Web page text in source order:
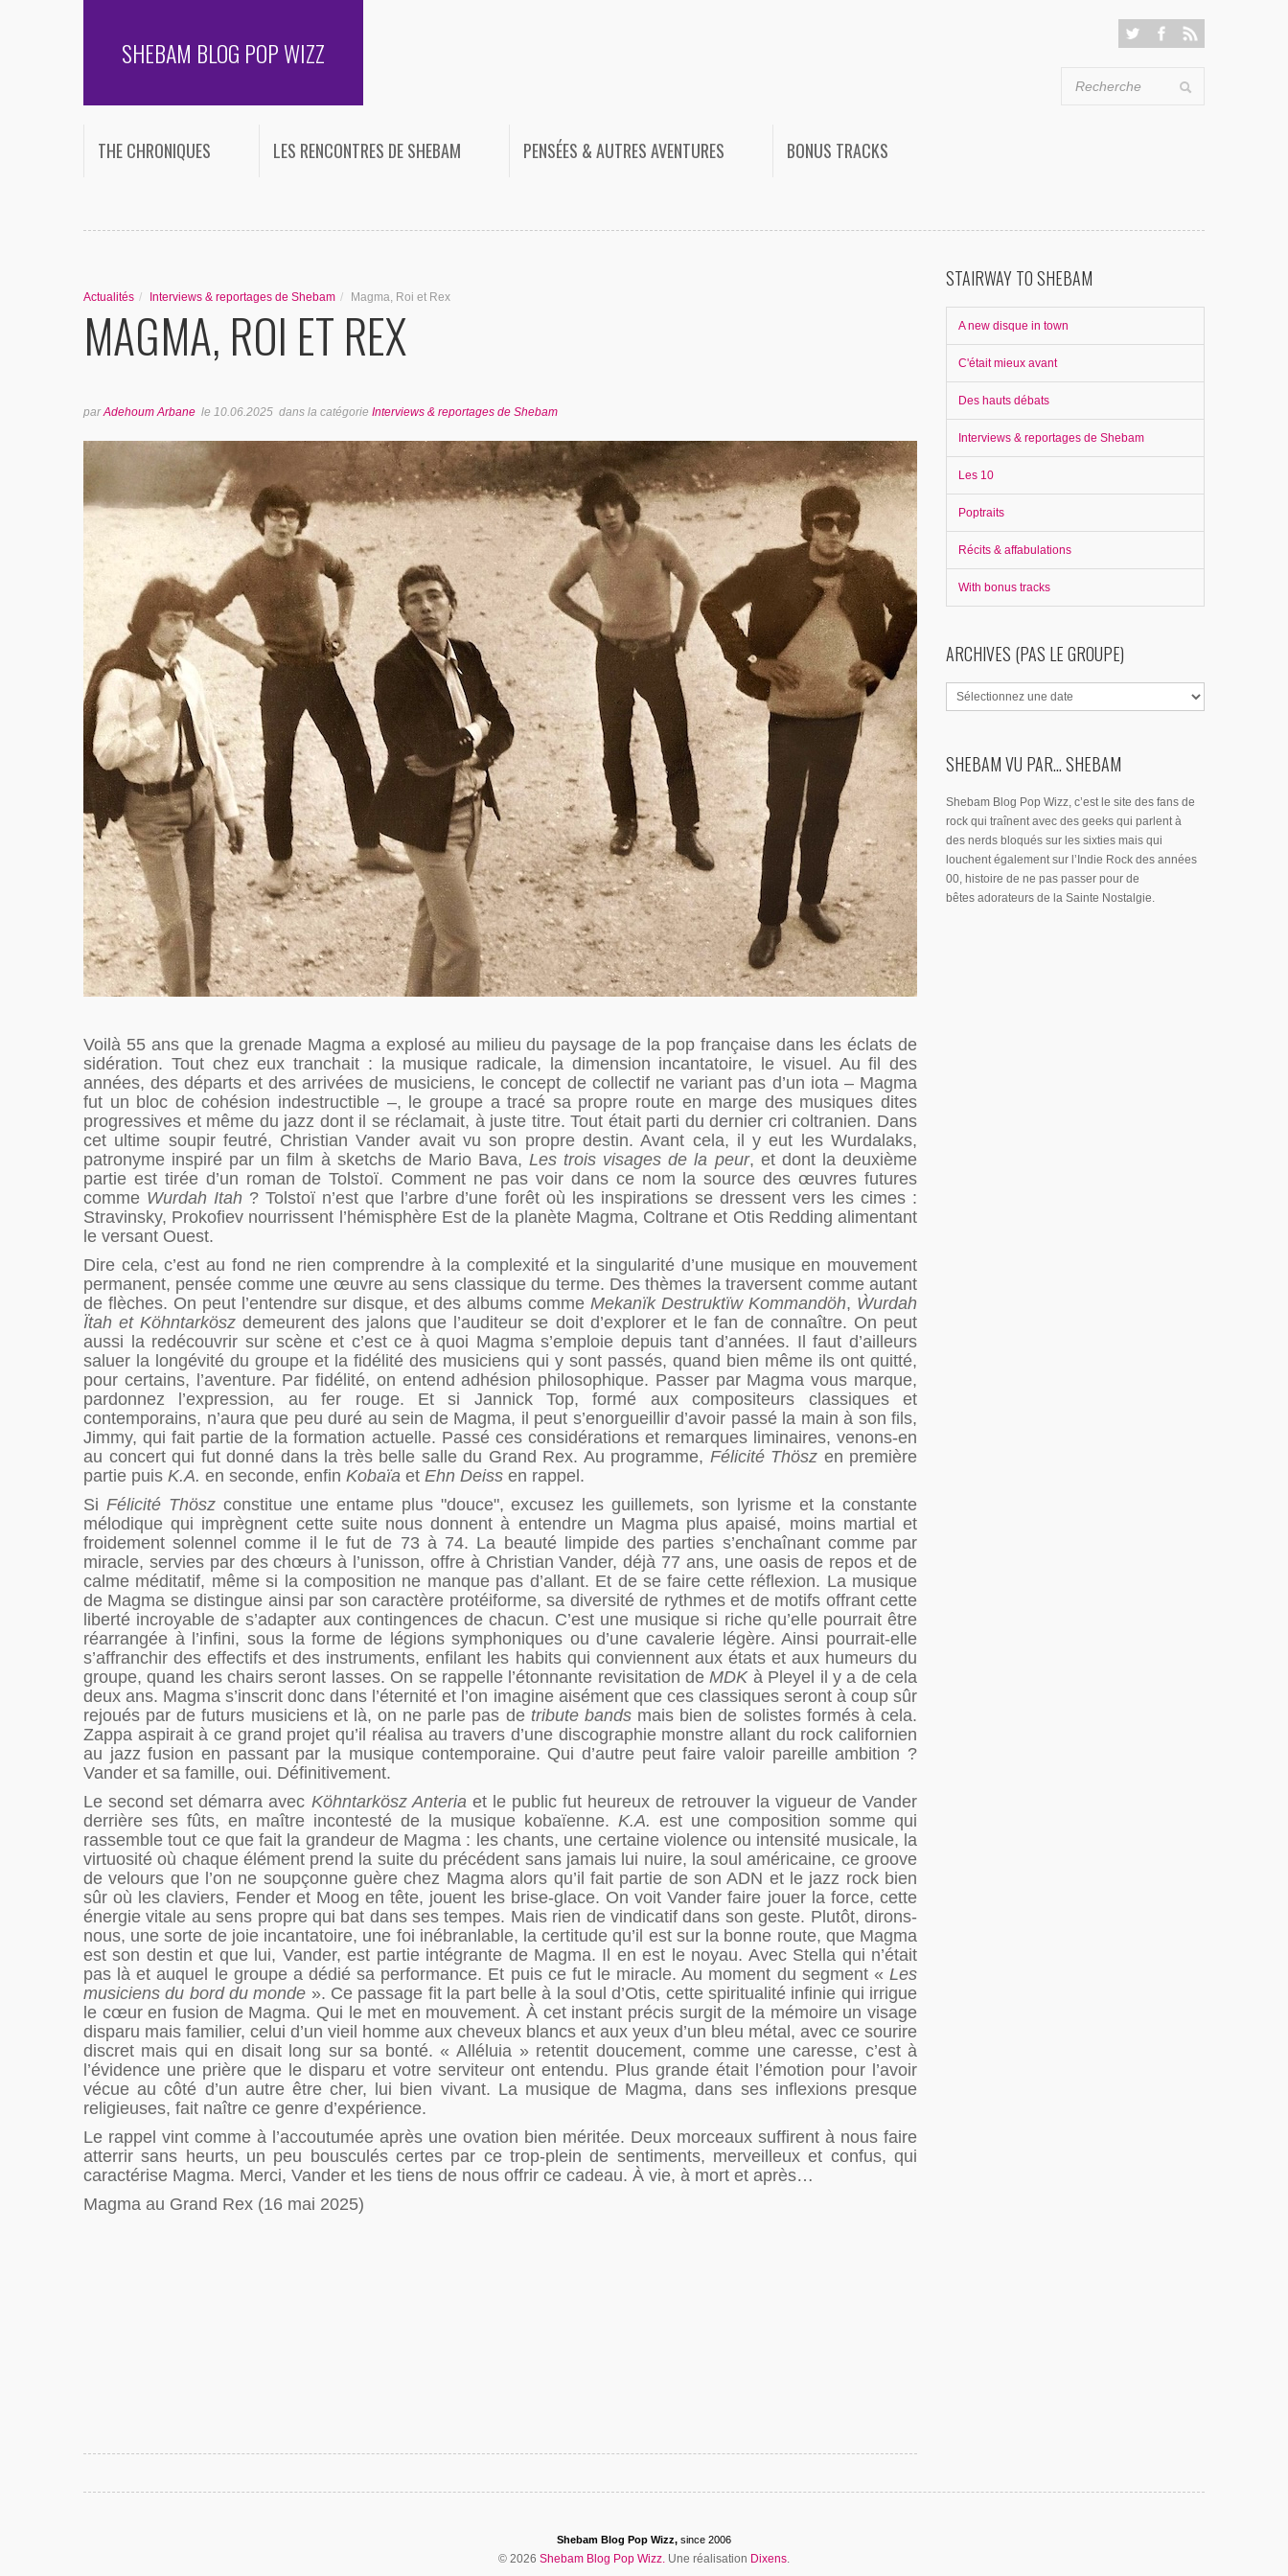
SHEBAM BLOG POP WIZZ
THE CHRONIQUES LES RENCONTRES DE SHEBAM PENSÉES & AUTRES AVENTURES BONUS TRACKS
Actualités / Interviews & reportages de Shebam / Magma, Roi et Rex
MAGMA, ROI ET REX
parAdehoum Arbane le 10.06.2025 dans la catégorie Interviews & reportages de Shebam
Voilà 55 ans que la grenade Magma a explosé au milieu du paysage de la pop française dans les éclats de
sidération. Tout chez eux tranchait : la musique radicale, la dimension incantatoire, le visuel. Au fil des
années, des départs et des arrivées de musiciens, le concept de collectif ne variant pas d’un iota – Magma
fut un bloc de cohésion indestructible –, le groupe a tracé sa propre route en marge des musiques dites
progressives et même du jazz dont il se réclamait, à juste titre. Tout était parti du dernier cri coltranien. Dans
cet ultime soupir feutré, Christian Vander avait vu son propre destin. Avant cela, il y eut les Wurdalaks,
patronyme inspiré par un film à sketchs de Mario Bava,Les trois visages de la peur, et dont la deuxième
partie est tirée d’un roman de Tolstoï. Comment ne pas voir dans ce nom la source des œuvres futures
comme Wurdah Itah ? Tolstoï n’est que l’arbre d’une forêt où les inspirations se dressent vers les cimes :
Stravinsky, Prokofiev nourrissent l’hémisphère Est de la planète Magma, Coltrane et Otis Redding alimentant
le versant Ouest.
Dire cela, c’est au fond ne rien comprendre à la complexité et la singularité d’une musique en mouvement
permanent, pensée comme une œuvre au sens classique du terme. Des thèmes la traversent comme autant
de flèches. On peut l’entendre sur disque, et des albums commeMekanïk Destruktïw Kommandöh, Ẁurdah
Ïtah etKöhntarköszdemeurent des jalons que l’auditeur se doit d’explorer et le fan de connaître. On peut
aussi la redécouvrir sur scène et c’est ce à quoi Magma s’emploie depuis tant d’années. Il faut d’ailleurs
saluer la longévité du groupe et la fidélité des musiciens qui y sont passés, quand bien même ils ont quitté,
pour certains, l’aventure. Par fidélité, on entend adhésion philosophique. Passer par Magma vous marque,
pardonnez l’expression, au fer rouge. Et si Jannick Top, formé aux compositeurs classiques et
contemporains, n’aura que peu duré au sein de Magma, il peut s’enorgueillir d’avoir passé la main à son fils,
Jimmy, qui fait partie de la formation actuelle. Passé ces considérations et remarques liminaires, venons-en
au concert qui fut donné dans la très belle salle du Grand Rex. Au programme, Félicité Thösz en première
partie puis K.A. en seconde, enfin Kobaïa et Ehn Deiss en rappel.
Si Félicité Thöszconstitue une entame plus "douce", excusez les guillemets, son lyrisme et la constante
mélodique qui imprègnent cette suite nous donnent à entendre un Magma plus apaisé, moins martial et
froidement solennel comme il le fut de 73 à 74. La beauté limpide des parties s’enchaînant comme par
miracle, servies par des chœurs à l’unisson, offre à Christian Vander, déjà 77 ans, une oasis de repos et de
calme méditatif, même si la composition ne manque pas d’allant. Et de se faire cette réflexion. La musique
de Magma se distingue ainsi par son caractère protéiforme, sa diversité de rythmes et de motifs offrant cette
liberté incroyable de s’adapter aux contingences de chacun. C’est une musique si riche qu’elle pourrait être
réarrangée à l’infini, sous la forme de légions symphoniques ou d’une cavalerie légère. Ainsi pourrait-elle
s’affranchir des effectifs et des instruments, enfilant les habits qui conviennent aux états et aux humeurs du
groupe, quand les chairs seront lasses. On se rappelle l’étonnante revisitation deMDKà Pleyel il y a de cela
deux ans. Magma s’inscrit donc dans l’éternité et l’on imagine aisément que ces classiques seront à coup sûr
rejoués par de futurs musiciens et là, on ne parle pas de tribute bandsmais bien de solistes formés à cela.
Zappa aspirait à ce grand projet qu’il réalisa au travers d’une discographie monstre allant du rock californien
au jazz fusion en passant par la musique contemporaine. Qui d’autre peut faire valoir pareille ambition ?
Vander et sa famille, oui. Définitivement.
Le second set démarra avec Köhntarkösz Anteriaet le public fut heureux de retrouver la vigueur de Vander
derrière ses fûts, en maître incontesté de la musique kobaïenne. K.A. est une composition somme qui
rassemble tout ce que fait la grandeur de Magma : les chants, une certaine violence ou intensité musicale, la
virtuosité où chaque élément prend la suite du précédent sans jamais lui nuire, la soul américaine, ce groove
de velours que l’on ne soupçonne guère chez Magma alors qu’il fait partie de son ADN et le jazz rock bien
sûr où les claviers, Fender et Moog en tête, jouent les brise-glace. On voit Vander faire jouer la force, cette
énergie vitale au sens propre qui bat dans ses tempes. Mais rien de vindicatif dans son geste. Plutôt, dirons-
nous, une sorte de joie incantatoire, une foi inébranlable, la certitude qu’il est sur la bonne route, que Magma
est son destin et que lui, Vander, est partie intégrante de Magma. Il en est le noyau. Avec Stella qui n’était
pas là et auquel le groupe a dédié sa performance. Et puis ce fut le miracle. Au moment du segment « Les
musiciens du bord du monde ». Ce passage fit la part belle à la soul d’Otis, cette spiritualité infinie qui irrigue
le cœur en fusion de Magma. Qui le met en mouvement. À cet instant précis surgit de la mémoire un visage
disparu mais familier, celui d’un vieil homme aux cheveux blancs et aux yeux d’un bleu métal, avec ce sourire
discret mais qui en disait long sur sa bonté. « Alléluia » retentit doucement, comme une caresse, c’est à
l’évidence une prière que le disparu et votre serviteur ont entendu. Plus grande était l’émotion pour l’avoir
vécue au côté d’un autre être cher, lui bien vivant. La musique de Magma, dans ses inflexions presque
religieuses, fait naître ce genre d’expérience.
Le rappel vint comme à l’accoutumée après une ovation bien méritée. Deux morceaux suffirent à nous faire
atterrir sans heurts, un peu bousculés certes par ce trop-plein de sentiments, merveilleux et confus, qui
caractérise Magma. Merci, Vander et les tiens de nous offrir ce cadeau. À vie, à mort et après…
Magma au Grand Rex (16 mai 2025)
STAIRWAY TO SHEBAM
A new disque in town
C'était mieux avant
Des hauts débats
Interviews & reportages de Shebam
Les 10
Poptraits
Récits & affabulations
With bonus tracks
ARCHIVES (PAS LE GROUPE)
SHEBAM VU PAR... SHEBAM
Shebam Blog Pop Wizz, c’est le site des fans de
rock qui traînent avec des geeks qui parlent à
des nerds bloqués sur les sixties mais qui
louchent également sur l’Indie Rock des années
00, histoire de ne pas passer pour de
bêtes adorateurs de la Sainte Nostalgie.
Shebam Blog Pop Wizz, since 2006
© 2026 Shebam Blog Pop Wizz. Une réalisation Dixens.